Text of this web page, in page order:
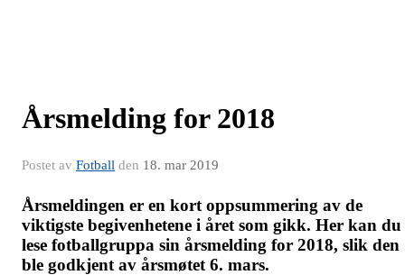
Årsmelding for 2018
Postet av Fotball den 18. mar 2019
Årsmeldingen er en kort oppsummering av de
viktigste begivenhetene i året som gikk. Her kan du
lese fotballgruppa sin årsmelding for 2018, slik den
ble godkjent av årsmøtet 6. mars.